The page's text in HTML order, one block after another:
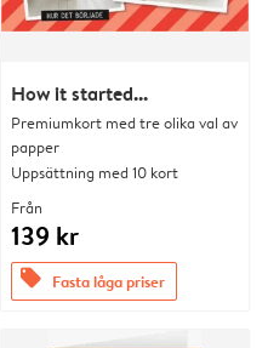
How it started...
Premiumkort med tre olika val av
papper
Uppsättning med 10 kort
Från
139 kr
offers Fasta låga priser